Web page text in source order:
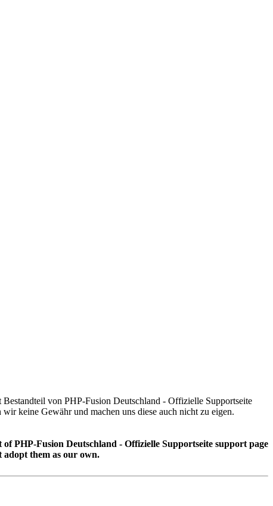
von PHP-Fusion Deutschland - Offizielle Supportseite
keine Gewähr und machen uns diese auch nicht zu eigen.
PHP-Fusion Deutschland - Offizielle Supportseite support page
them as our own.